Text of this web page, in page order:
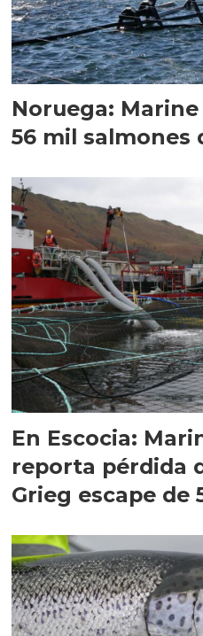
Noruega:
56 mil salmones
En Escocia:
reporta pérdida
Grieg escape de